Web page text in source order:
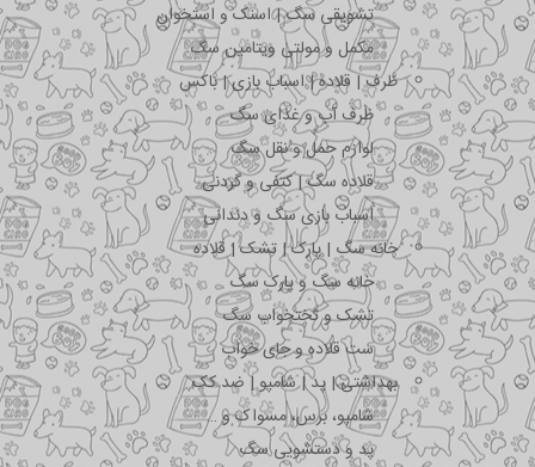
تشویقی سگ | اسنک و استخوان
مکمل و مولتی ویتامین سگ
ظرف | قلاده | اسباب بازی | باکس
ظرف آب و غذای سگ
لوازم حمل و نقل سگ
قلاده سگ | کتفی و گردنی
اسباب بازی سگ و دندانی
خانه سگ | پارک | تشک | قلاده
خانه سگ و پارک سگ
تشک و تختخواب سگ
ست قلاده و جای خواب
بهداشتی | پد | شامپو | ضد کک
شامپو، برس، مسواک و …
پد و دستشویی سگ